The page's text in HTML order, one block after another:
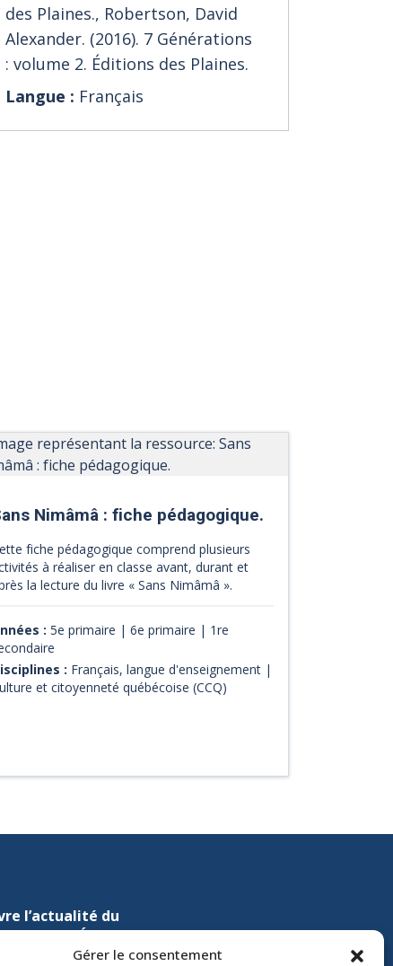
Gérer le consentement
des Plaines., Robertson, David
Alexander. (2016). 7 Générations
: volume 2. Éditions des Plaines.
Langue : Français
Nimâmâ : fiche pédagogique.
fiche pédagogique comprend plusieurs
à réaliser en classe avant, durant et
la lecture du livre « Sans Nimâmâ ».
: 5e primaire | 6e primaire | 1re
: Français, langue d'enseignement |
et citoyenneté québécoise (CCQ)
l’actualité du
de l’Éducation sur